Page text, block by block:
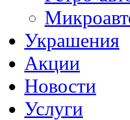
Украшения
Акции
Новости
Услуги